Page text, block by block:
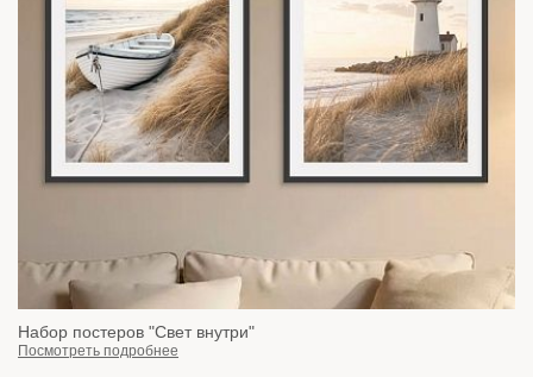
Набор постеров "Свет внутри"
Посмотреть подробнее